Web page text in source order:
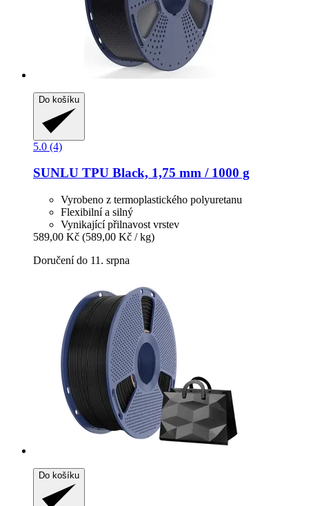
Do košíku
5.0 (4)
SUNLU TPU Black, 1,75 mm / 1000 g
Vyrobeno z termoplastického polyuretanu
Flexibilní a silný
Vynikající přilnavost vrstev
589,00 Kč (589,00 Kč / kg)
Doručení do 11. srpna
Do košíku